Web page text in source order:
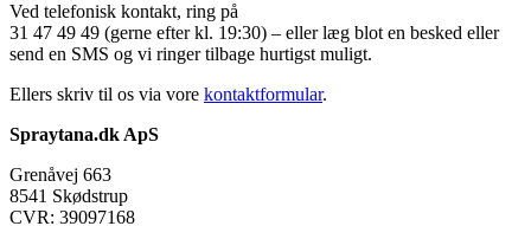
Ved telefonisk kontakt, ring på
31 47 49 49 (gerne efter kl. 19:30) – eller læg blot en besked eller
send en SMS og vi ringer tilbage hurtigst muligt.
Ellers skriv til os via vore kontaktformular.
Spraytana.dk ApS
Grenåvej 663
8541 Skødstrup
CVR: 39097168